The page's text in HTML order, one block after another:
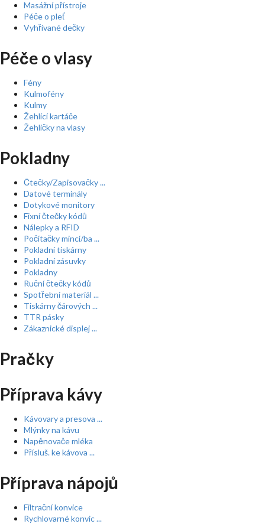
Masážní přístroje
Péče o pleť
Vyhřívané dečky
Péče o vlasy
Fény
Kulmofény
Kulmy
Žehlící kartáče
Žehličky na vlasy
Pokladny
Čtečky/Zapisovačky ...
Datové terminály
Dotykové monitory
Fixní čtečky kódů
Nálepky a RFID
Počítačky mincí/ba ...
Pokladní tiskárny
Pokladní zásuvky
Pokladny
Ruční čtečky kódů
Spotřební materiál ...
Tiskárny čárových ...
TTR pásky
Zákaznické displej ...
Pračky
Příprava kávy
Kávovary a presova ...
Mlýnky na kávu
Napěnovače mléka
Přísluš. ke kávova ...
Příprava nápojů
Filtrační konvice
Rychlovarné konvic ...